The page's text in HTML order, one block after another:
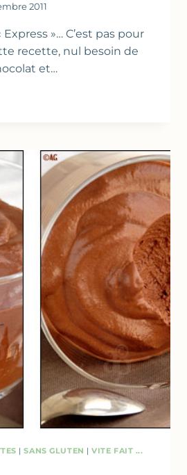
2011
»… C’est pas pour
recette, nul besoin de
et…
|SANS GLUTEN |VITE FAIT ...